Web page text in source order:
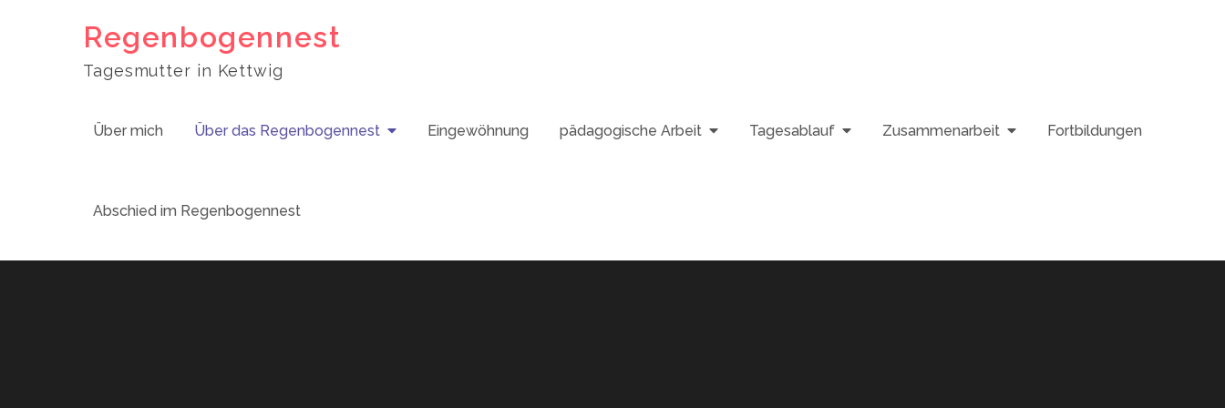
Regenbogennest
Tagesmutter in Kettwig
Über mich Über das Regenbogennest Eingewöhnung pädagogische Arbeit Tagesablauf Zusammenarbeit Fortbildungen
Abschied im Regenbogennest